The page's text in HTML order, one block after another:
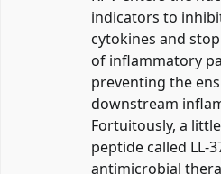
indicators to
cytokines and
of inflammatory
preventing the
downstream
Fortuitously, a
peptide called LL-
antimicrobial